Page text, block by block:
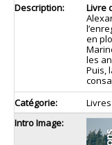
Livre
en
les
Puis,
Livres